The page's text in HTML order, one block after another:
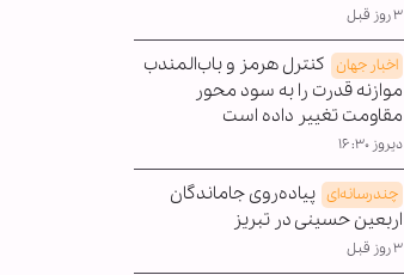
۳ روز قبل
اخبار جهان کنترل هرمز و باب‌المندب
موازنه قدرت را به سود محور
مقاومت تغییر داده است
دیروز ۱۶:۳۰
چندرسانه‌ای پیاده‌روی جاماندگان
اربعین حسینی در تبریز
۳ روز قبل